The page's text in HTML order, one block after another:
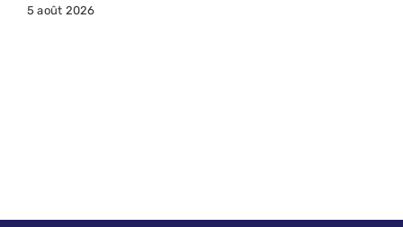
5 août 2026